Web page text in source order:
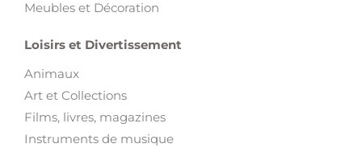
Meubles et Décoration
Loisirs et Divertissement
Animaux
Art et Collections
Films, livres, magazines
Instruments de musique